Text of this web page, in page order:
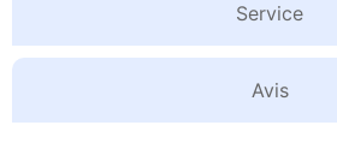
Service
Avis